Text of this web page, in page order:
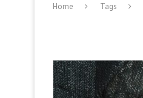
Home Tags